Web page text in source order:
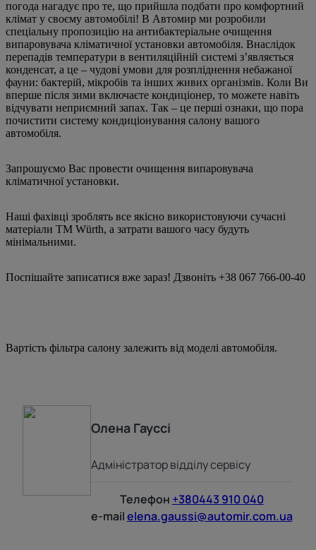
погода нагадує про те, що прийшла подбати про комфортний
клімат у своєму автомобілі! В Автомир ми розробили
спеціальну пропозицію на антибактеріальне очищення
випаровувача кліматичної установки автомобіля. Внаслідок
перепадів температури в вентиляційній системі з’являється
конденсат, а це – чудові умови для розпліднення небажаної
фауни: бактерій, мікробів та інших живих організмів. Коли Ви
вперше після зими включаєте кондиціонер, то можете навіть
відчувати неприємний запах. Так – це перші ознаки, що пора
почистити систему кондиціонування салону вашого
автомобіля.
Запрошуємо Вас провести очищення випаровувача
кліматичної установки.
Наші фахівці зроблять все якісно використовуючи сучасні
матеріали ТМ Würth, а затрати вашого часу будуть
мінімальними.
Поспішайте записатися вже зараз! Дзвоніть +38 067 766-00-40
Вартість фільтра салону залежить від моделі автомобіля.
Олена Гауссі
Адміністратор відділу сервісу
Телефон +380443 910 040
e-mailelena.gaussi@automir.com.ua